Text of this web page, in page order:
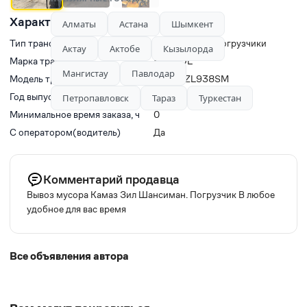
Характеристики
Тип транспорта
Фронтальные погрузчики
Марка транспорта
SANVOL
Модель транспорта
Sanvol ZL938SM
Год выпуска
2018
Минимальное время заказа, ч
0
С оператором(водитель)
Да
Комментарий продавца
Вывоз мусора Камаз Зил Шансиман. Погрузчик В любое
удобное для вас время
Все объявления автора
Алматы Астана
Шымкент
Актау
Актобе
Кызылорда
Мангистау
Павлодар
Петропавловск
Тараз Туркестан